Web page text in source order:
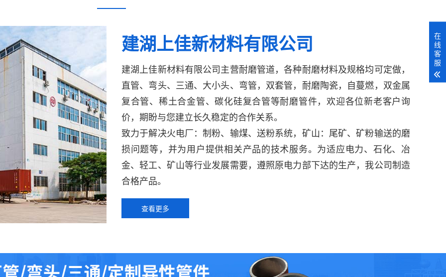
建湖上佳新材料有限公司
建湖上佳新材料有限公司主营耐磨管道，各种耐磨材料及规格均可定做，
直管、弯头、三通、大小头、弯管，双套管，耐磨陶瓷，自蔓燃，双金属
复合管、稀土合金管、碳化硅复合管等耐磨管件，欢迎各位新老客户询
价，期盼与您建立长久稳定的合作关系。
致力于解决火电厂：制粉、输煤、送粉系统，矿山：尾矿、矿粉输送的磨
损问题等，并为用户提供相关产品的技术服务。 为适应电力、石化、冶
金、轻工、矿山等行业发展需要，遵照原电力部下达的生产，我公司制造
合格产品。
查看更多
在
线
客
服